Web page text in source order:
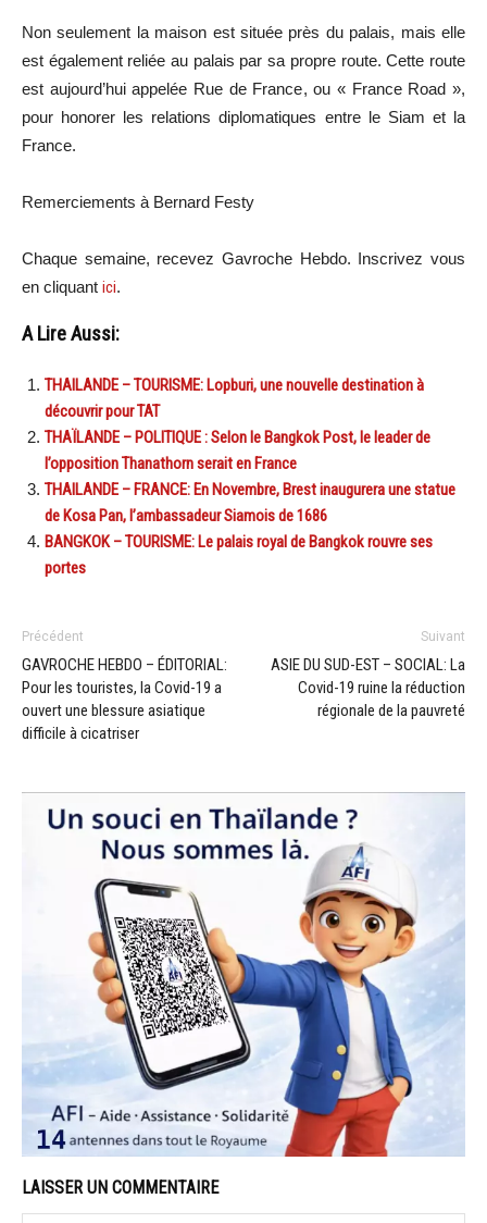
Non seulement la maison est située près du palais, mais elle
est également reliée au palais par sa propre route. Cette route
est aujourd’hui appelée Rue de France, ou « France Road »,
pour honorer les relations diplomatiques entre le Siam et la
France.
Remerciements à Bernard Festy
Chaque semaine, recevez Gavroche Hebdo. Inscrivez vous
en cliquant ici.
A Lire Aussi:
THAILANDE – TOURISME: Lopburi, une nouvelle destination à
découvrir pour TAT
THAÏLANDE – POLITIQUE : Selon le Bangkok Post, le leader de
l’opposition Thanathorn serait en France
THAILANDE – FRANCE: En Novembre, Brest inaugurera une statue
de Kosa Pan, l’ambassadeur Siamois de 1686
BANGKOK – TOURISME: Le palais royal de Bangkok rouvre ses
portes
Précédent
GAVROCHE HEBDO – ÉDITORIAL:
Pour les touristes, la Covid-19 a
ouvert une blessure asiatique
difficile à cicatriser
Suivant
ASIE DU SUD-EST – SOCIAL: La
Covid-19 ruine la réduction
régionale de la pauvreté
LAISSER UN COMMENTAIRE